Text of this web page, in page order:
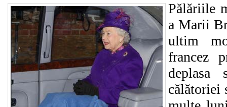
Pălăriile
a Marii
ultim
francez
deplasa
călătoriei